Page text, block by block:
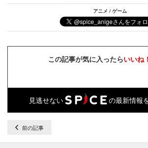
アニメ / ゲーム
この記事が気に入ったらいいね！
見逃せない の最新情報
前の記事